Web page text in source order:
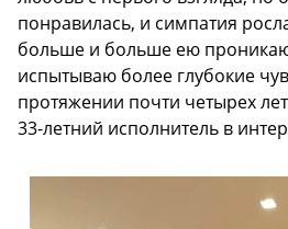
понравилась, и симпатия
больше и больше ею
испытываю более глубокие
протяжении почти четырех
33-летний исполнитель в